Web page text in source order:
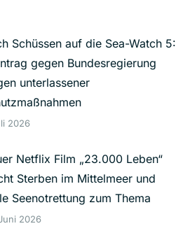
Schüssen auf die Sea-Watch 5:
gegen Bundesregierung
unterlassener
2026
Netflix Film „23.000 Leben“
Sterben im Mittelmeer und
Seenotrettung zum Thema
2026